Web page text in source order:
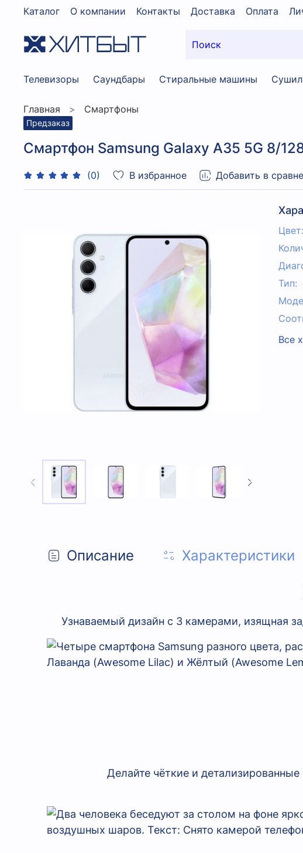
Каталог О компании Контакты Доставка Оплата
Телевизоры Саундбары Стиральные машины
Главная Смартфоны
Предзаказ
Смартфон Samsung Galaxy A35 5G 8/
(0) В избранное Добавить в
Цвет:
Тип:
Все
Описание Характеристики
Узнаваемый дизайн с 3 камерами, изящная
Делайте чёткие и